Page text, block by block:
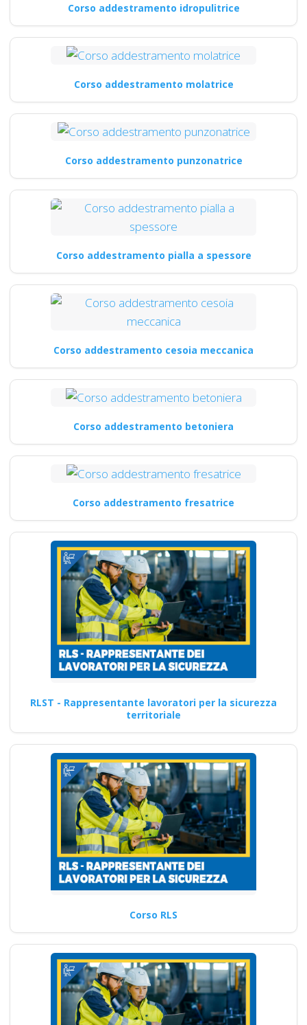
Corso addestramento idropulitrice
Corso addestramento molatrice
Corso addestramento punzonatrice
Corso addestramento pialla a spessore
Corso addestramento cesoia meccanica
Corso addestramento betoniera
Corso addestramento fresatrice
RLST - Rappresentante lavoratori per la sicurezza
territoriale
Corso RLS